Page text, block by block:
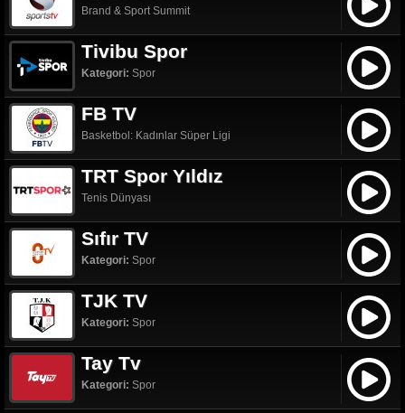
Brand & Sport Summit
Tivibu Spor
Kategori: Spor
FB TV
Basketbol: Kadınlar Süper Ligi
TRT Spor Yıldız
Tenis Dünyası
Sıfır TV
Kategori: Spor
TJK TV
Kategori: Spor
Tay Tv
Kategori: Spor